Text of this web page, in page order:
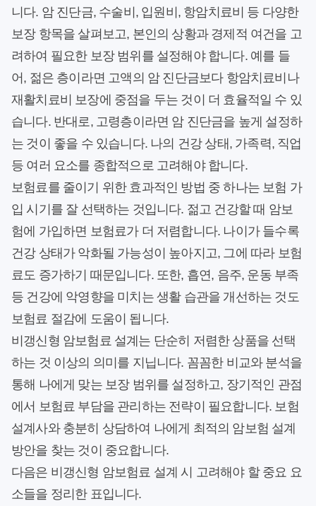
니다. 암 진단금, 수술비, 입원비, 항암치료비 등 다양한
보장 항목을 살펴보고, 본인의 상황과 경제적 여건을 고
려하여 필요한 보장 범위를 설정해야 합니다. 예를 들
어, 젊은 층이라면 고액의 암 진단금보다 항암치료비나
재활치료비 보장에 중점을 두는 것이 더 효율적일 수 있
습니다. 반대로, 고령층이라면 암 진단금을 높게 설정하
는 것이 좋을 수 있습니다. 나의 건강 상태, 가족력, 직업
등 여러 요소를 종합적으로 고려해야 합니다.
보험료를 줄이기 위한 효과적인 방법 중 하나는 보험 가
입 시기를 잘 선택하는 것입니다. 젊고 건강할 때 암보
험에 가입하면 보험료가 더 저렴합니다. 나이가 들수록
건강 상태가 악화될 가능성이 높아지고, 그에 따라 보험
료도 증가하기 때문입니다. 또한, 흡연, 음주, 운동 부족
등 건강에 악영향을 미치는 생활 습관을 개선하는 것도
보험료 절감에 도움이 됩니다.
비갱신형 암보험료 설계는 단순히 저렴한 상품을 선택
하는 것 이상의 의미를 지닙니다. 꼼꼼한 비교와 분석을
통해 나에게 맞는 보장 범위를 설정하고, 장기적인 관점
에서 보험료 부담을 관리하는 전략이 필요합니다. 보험
설계사와 충분히 상담하여 나에게 최적의 암보험 설계
방안을 찾는 것이 중요합니다.
다음은 비갱신형 암보험료 설계 시 고려해야 할 중요 요
소들을 정리한 표입니다.